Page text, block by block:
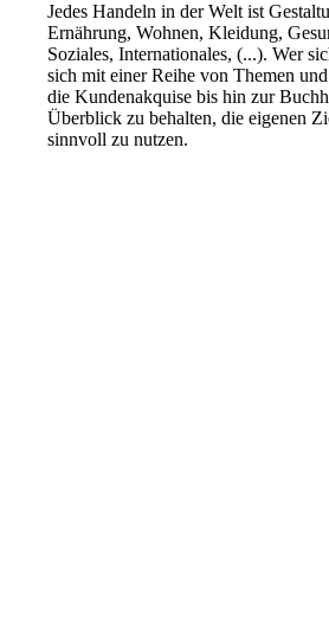
Jedes Handeln in der Welt ist
Ernährung, Wohnen, Kleidung,
Soziales, Internationales, (...). Wer
sich mit einer Reihe von Themen
die Kundenakquise bis hin zur
Überblick zu behalten, die eigenen
sinnvoll zu nutzen.